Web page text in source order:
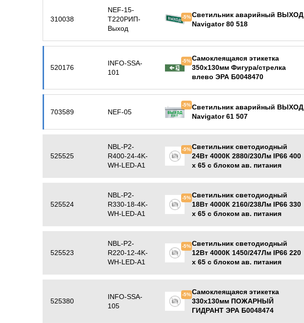
310038
NEF-15-
Т220РИП-
Выход
-5%Светильник аварийный ВЫХОД
Navigator 80 518
520176
INFO-SSA-
101
-5%Самоклеящаяся этикетка
350х130мм Фигура/стрелка
влево ЭРА Б0048470
703589 NEF-05
-5%Светильник аварийный ВЫХОД
Navigator 61 507
525525
NBL-P2-
R400-24-4K-
WH-LED-A1
-5%Светильник светодиодный
24Вт 4000К 2880/230Лм IP66 400
х 65 с блоком ав. питания
525524
NBL-P2-
R330-18-4K-
WH-LED-A1
-5%Светильник светодиодный
18Вт 4000К 2160/238Лм IP66 330
х 65 с блоком ав. питания
525523
NBL-P2-
R220-12-4K-
WH-LED-A1
-5%Светильник светодиодный
12Вт 4000К 1450/247Лм IP66 220
х 65 с блоком ав. питания
525380
INFO-SSA-
105
-5%Самоклеящаяся этикетка
330х130мм ПОЖАРНЫЙ
ГИДРАНТ ЭРА Б0048474